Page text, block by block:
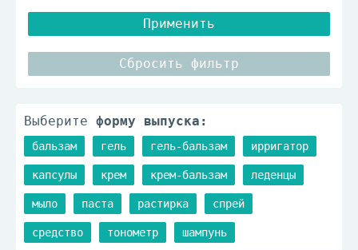
Применить
Сбросить фильтр
Выберите форму выпуска:
бальзам гель гель-бальзам ирригатор
капсулы крем крем-бальзам леденцы
мыло паста растирка спрей
средство тонометр шампунь